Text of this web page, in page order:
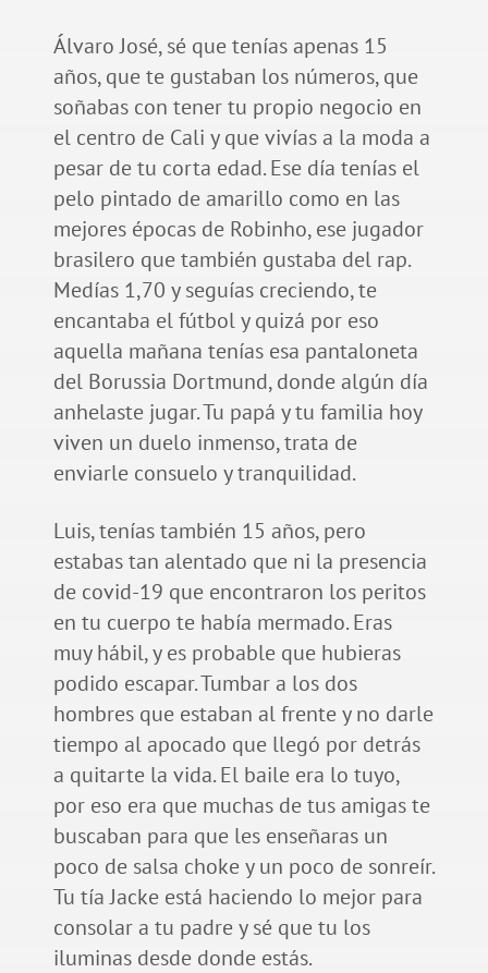
Álvaro José, sé que tenías apenas 15
años, que te gustaban los números, que
soñabas con tener tu propio negocio en
el centro de Cali y que vivías a la moda a
pesar de tu corta edad. Ese día tenías el
pelo pintado de amarillo como en las
mejores épocas de Robinho, ese jugador
brasilero que también gustaba del rap.
Medías 1,70 y seguías creciendo, te
encantaba el fútbol y quizá por eso
aquella mañana tenías esa pantaloneta
del Borussia Dortmund, donde algún día
anhelaste jugar. Tu papá y tu familia hoy
viven un duelo inmenso, trata de
enviarle consuelo y tranquilidad.
Luis, tenías también 15 años, pero
estabas tan alentado que ni la presencia
de covid-19 que encontraron los peritos
en tu cuerpo te había mermado. Eras
muy hábil, y es probable que hubieras
podido escapar. Tumbar a los dos
hombres que estaban al frente y no darle
tiempo al apocado que llegó por detrás
a quitarte la vida. El baile era lo tuyo,
por eso era que muchas de tus amigas te
buscaban para que les enseñaras un
poco de salsa choke y un poco de sonreír.
Tu tía Jacke está haciendo lo mejor para
consolar a tu padre y sé que tu los
iluminas desde donde estás.